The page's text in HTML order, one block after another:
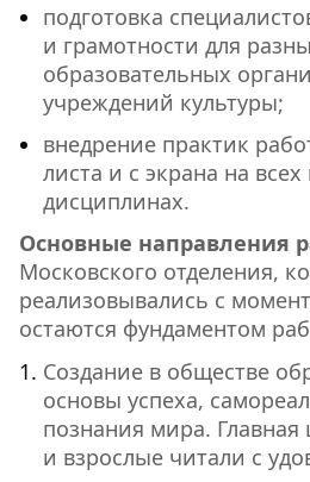
подготовка
и грамотности для
образовательных
учреждений культуры;
внедрение практик
листа и с экрана на
дисциплинах.
Основные направления
Московского отделения,
реализовывались с
остаются фундаментом
Создание в обществе
основы успеха,
познания мира. Главная
и взрослые читали с